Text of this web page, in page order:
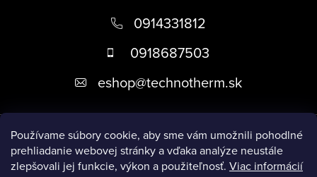
Používame súbory cookie, aby sme vám umožnili pohodlné
prehliadanie webovej stránky a vďaka analýze neustále
zlepšovali jej funkcie, výkon a použiteľnosť. Viac informácií
i
0914331812
0918687503
eshop@technotherm.sk
Informácie
Prijímame online platby